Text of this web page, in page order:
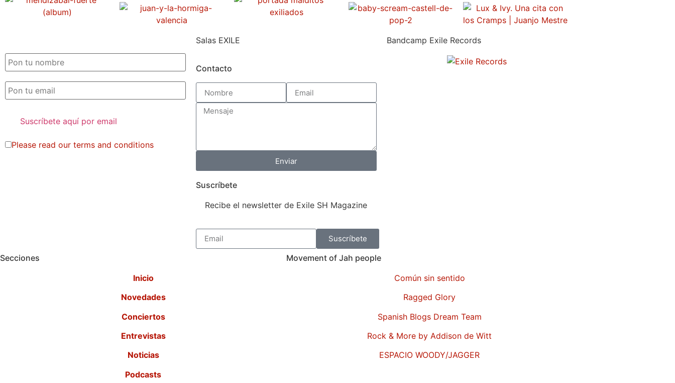
Please read our terms and conditions
Salas EXILE
Contacto
Enviar
Suscríbete
Recibe el newsletter de Exile SH Magazine
Suscríbete
Bandcamp Exile Records
Secciones
Inicio
Novedades
Conciertos
Entrevistas
Noticias
Podcasts
Movement of Jah people
Común sin sentido
Ragged Glory
Spanish Blogs Dream Team
Rock & More by Addison de Witt
ESPACIO WOODY/JAGGER